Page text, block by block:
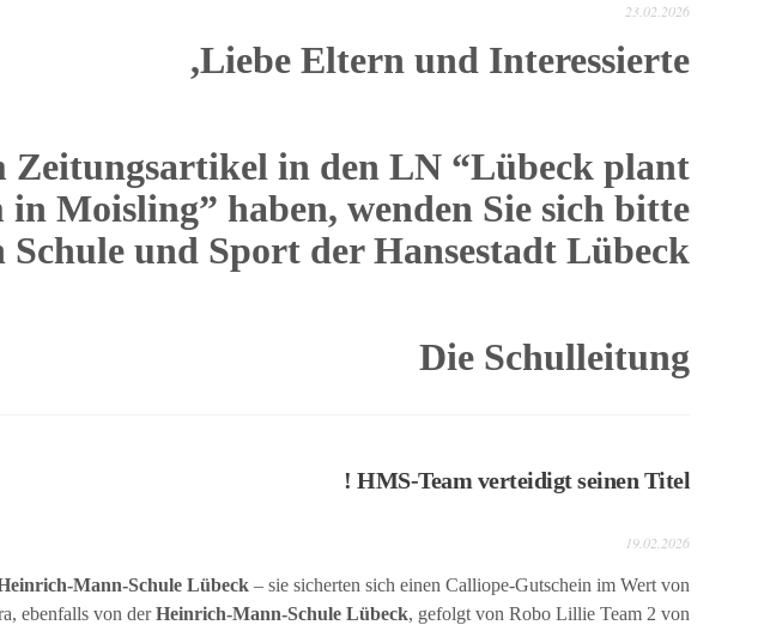
23.02.2026
Liebe Eltern und Interessierte,
Zeitungsartikel in den LN “Lübeck plant
in Moisling” haben, wenden Sie sich bitte
und Sport der Hansestadt Lübeck.
Die Schulleitung
HMS-Team verteidigt seinen Titel !
19.02.2026
Mann-Schule Lübeck – sie sicherten sich einen Calliope-Gutschein im Wert von
ebenfalls von derHeinrich-Mann-Schule Lübeck, gefolgt von Robo Lillie Team 2 von